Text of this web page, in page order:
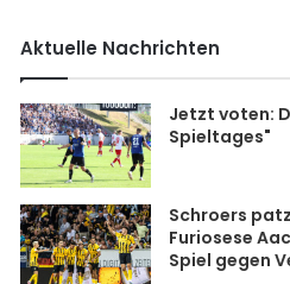
Aktuelle Nachrichten
Jetzt voten:
Spieltages"
Schroers
Furiosese
Spiel gegen